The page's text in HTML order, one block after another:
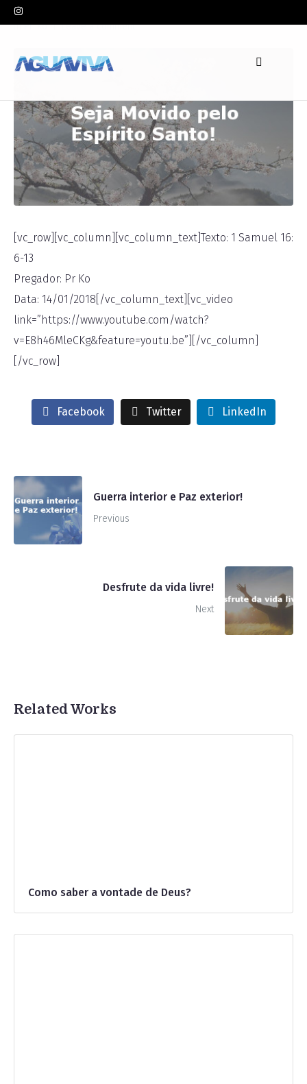
InPr. Ko Leave a comment
[vc_row][vc_column][vc_column_text]Texto: 1 Samuel 16:
6-13
Pregador: Pr Ko
Data: 14/01/2018[/vc_column_text][vc_video
link=”https://www.youtube.com/watch?
v=E8h46MleCKg&feature=youtu.be”][/vc_column]
[/vc_row]
Facebook Twitter LinkedIn
Guerra interior e Paz exterior!
Previous
Desfrute da vida livre!
Next
Related Works
Como saber a vontade de Deus?